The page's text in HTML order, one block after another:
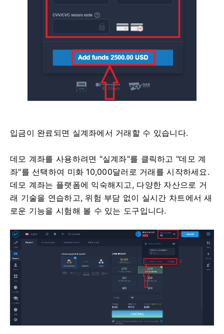
입금이 완료되면 실계좌에서 거래할 수 있습니다.
데모 계좌를 사용하려면 "실계좌"를 클릭하고 "데모 계
좌"를 선택하여 미화 10,000달러로 거래를 시작하세요.
데모 계좌는 플랫폼에 익숙해지고, 다양한 자산으로 거
래 기술을 연습하고, 위험 부담 없이 실시간 차트에서 새
로운 기능을 시험해 볼 수 있는 도구입니다.